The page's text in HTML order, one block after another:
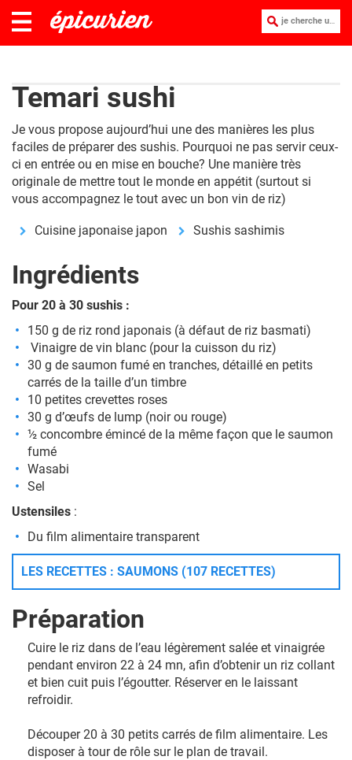
je cherche une recette :
Temari sushi
Je vous propose aujourd’hui une des manières les plus
faciles de préparer des sushis. Pourquoi ne pas servir ceux-
ci en entrée ou en mise en bouche? Une manière très
originale de mettre tout le monde en appétit (surtout si
vous accompagnez le tout avec un bon vin de riz)
Cuisine japonaise japon Sushis sashimis
Ingrédients
Pour 20 à 30 sushis :
150 g de riz rond japonais (à défaut de riz basmati)
Vinaigre de vin blanc (pour la cuisson du riz)
30 g de saumon fumé en tranches, détaillé en petits
carrés de la taille d’un timbre
10 petites crevettes roses
30 g d’œufs de lump (noir ou rouge)
½ concombre émincé de la même façon que le saumon
fumé
Wasabi
Sel
Ustensiles :
Du film alimentaire transparent
LES RECETTES : SAUMONS (107 RECETTES)
Préparation
Cuire le riz dans de l’eau légèrement salée et vinaigrée
pendant environ 22 à 24 mn, afin d’obtenir un riz collant
et bien cuit puis l’égoutter. Réserver en le laissant
refroidir.
Découper 20 à 30 petits carrés de film alimentaire. Les
disposer à tour de rôle sur le plan de travail.